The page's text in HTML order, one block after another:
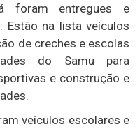
foram entregues e
na lista veículos
de creches e escolas
do Samu para
e construção e
veículos escolares e